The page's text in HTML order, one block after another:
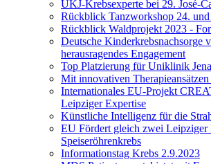
UKJ-Krebsexperte bei 29. José-
Rückblick Tanzworkshop 24.
Rückblick Waldprojekt 2023 -
Deutsche Kinderkrebsnachsorge
herausragendes Engagement
Top Platzierung für Uniklinik Jena
Mit innovativen
Internationales EU-Projekt
Leipziger Expertise
Künstliche Intelligenz für die
EU Fördert gleich zwei Leipziger
Speiseröhrenkrebs
Informationstag Krebs 2.9.2023